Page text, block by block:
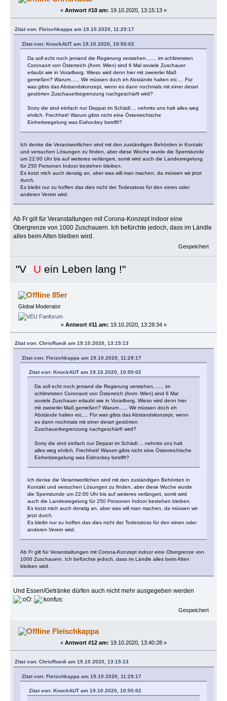
« Antwort #10 am: 19.10.2020, 13:15:13 »
Zitat von: Fleischkappa am 19.10.2020, 11:29:17
Zitat von: KnockAUT am 19.10.2020, 10:50:02
Da soll echt noch jemand die Regierung verstehen....... im schlimmsten
Coronaort von Österreich (Anm: Wien) sind 6 Mal soviele Zuschauer
erlaubt wie in Vorarlberg. Wieso wird denn hier mit zweierlei Maß
gemeßen? Warum...... Wir müssen doch eh Abstände halten etc.... Für
was gibts das Abstandskonzept, wenn es dann nochmals mit einer derart
gestörten Zuschauerbegrenzung nachgeschärft wird?
Sorry die sind einfach nur Deppat im Schädl.... nehmts uns halt alles weg
ehrlich. Frechheit! Warum gibts nicht eine Österreichische
Einheitsregelung was Eishockey betrifft?
Ich denke die Verantwortlichen sind mit den zuständigen Behörden in Kontakt
und versuchen Lösungen zu finden, aber diese Woche wurde die Sperrstunde
um 22:00 Uhr bis auf weiteres verlängert, somit wird auch die Landesregelung
für 250 Personen Indoor bestehen bleiben.
Es kotzt mich auch deratig an, aber was will man machen, da müssen wir jetzt
durch.
Es bleibt nur zu hoffen das dies nicht der Todesstoss für den einen oder
anderen Verein wird.
Ab Fr gilt für Veranstaltungen mit Corona-Konzept indoor eine
Obergrenze von 1000 Zuschauern. Ich befürchte jedoch, dass im Ländle
alles beim Alten bleiben wird.
Gespeichert
"VEU ein Leben lang !"
85er
Global Moderator
« Antwort #11 am: 19.10.2020, 13:28:34 »
Zitat von: ChrisRuedi am 19.10.2020, 13:15:13
Zitat von: Fleischkappa am 19.10.2020, 11:29:17
Zitat von: KnockAUT am 19.10.2020, 10:50:02
Da soll echt noch jemand die Regierung verstehen....... im
schlimmsten Coronaort von Österreich (Anm: Wien) sind 6 Mal
soviele Zuschauer erlaubt wie in Vorarlberg. Wieso wird denn hier
mit zweierlei Maß gemeßen? Warum...... Wir müssen doch eh
Abstände halten etc.... Für was gibts das Abstandskonzept, wenn
es dann nochmals mit einer derart gestörten
Zuschauerbegrenzung nachgeschärft wird?
Sorry die sind einfach nur Deppat im Schädl.... nehmts uns halt
alles weg ehrlich. Frechheit! Warum gibts nicht eine Österreichische
Einheitsregelung was Eishockey betrifft?
Ich denke die Verantwortlichen sind mit den zuständigen Behörden in
Kontakt und versuchen Lösungen zu finden, aber diese Woche wurde
die Sperrstunde um 22:00 Uhr bis auf weiteres verlängert, somit wird
auch die Landesregelung für 250 Personen Indoor bestehen bleiben.
Es kotzt mich auch deratig an, aber was will man machen, da müssen wir
jetzt durch.
Es bleibt nur zu hoffen das dies nicht der Todesstoss für den einen oder
anderen Verein wird.
Ab Fr gilt für Veranstaltungen mit Corona-Konzept indoor eine Obergrenze von
1000 Zuschauern. Ich befürchte jedoch, dass im Ländle alles beim Alten
bleiben wird.
Und Essen/Getränke dürfen auch nicht mehr ausgegeben werden
Gespeichert
Fleischkappa
« Antwort #12 am: 19.10.2020, 13:40:28 »
Zitat von: ChrisRuedi am 19.10.2020, 13:15:13
Zitat von: Fleischkappa am 19.10.2020, 11:29:17
Zitat von: KnockAUT am 19.10.2020, 10:50:02